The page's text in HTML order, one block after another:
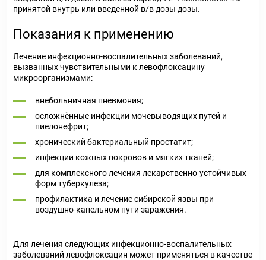
принятой внутрь или введенной в/в дозы дозы.
Показания к применению
Лечение инфекционно-воспалительных заболеваний,
вызванных чувствительными к левофлоксацину
микроорганизмами:
внебольничная пневмония;
осложнённые инфекции мочевыводящих путей и
пиелонефрит;
хронический бактериальный простатит;
инфекции кожных покровов и мягких тканей;
для комплексного лечения лекарственно-устойчивых
форм туберкулеза;
профилактика и лечение сибирской язвы при
воздушно-капельном пути заражения.
Для лечения следующих инфекционно-воспалительных
заболеваний левофлоксацин может применяться в качестве